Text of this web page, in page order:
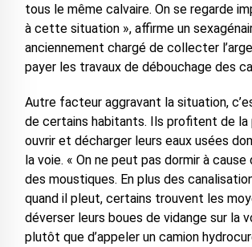
tous le même calvaire. On se regarde
à cette situation », affirme un
anciennement chargé de collecter
payer les travaux de débouchage des
Autre facteur aggravant la situation,
de certains habitants. Ils profitent de la
ouvrir et décharger leurs eaux usées
la voie. « On ne peut pas dormir à cause
des moustiques. En plus des
quand il pleut, certains trouvent les
déverser leurs boues de vidange sur la
plutôt que d’appeler un camion